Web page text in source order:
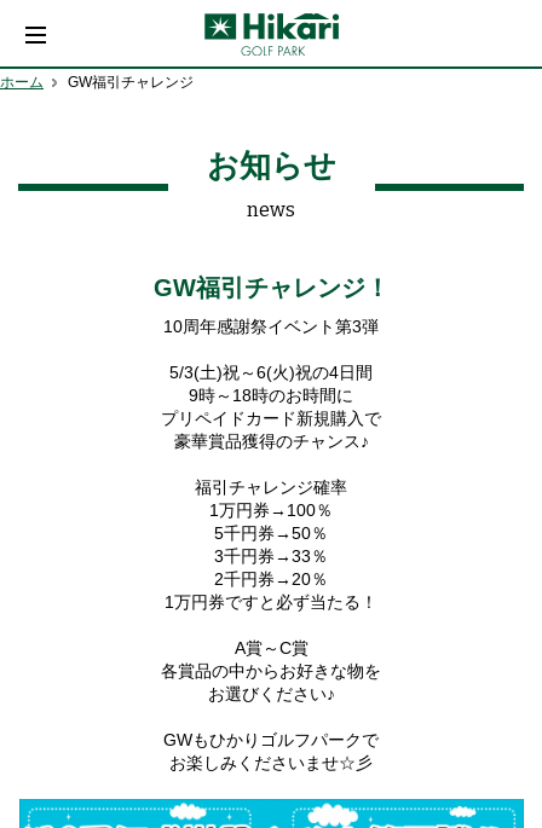
ホーム GW福引チャレンジ
お知らせ
news
GW福引チャレンジ！
10周年感謝祭イベント第3弾
5/3(土)祝～6(火)祝の4日間
9時～18時のお時間に
プリペイドカード新規購入で
豪華賞品獲得のチャンス♪
福引チャレンジ確率
1万円券→100％
5千円券→50％
3千円券→33％
2千円券→20％
1万円券ですと必ず当たる！
A賞～C賞
各賞品の中からお好きな物を
お選びください♪
GWもひかりゴルフパークで
お楽しみくださいませ☆彡